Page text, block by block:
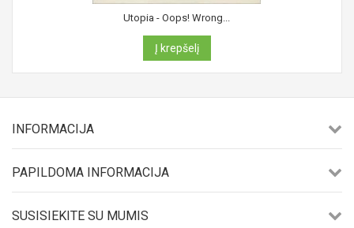
Utopia - Oops! Wrong...
Į krepšelį
INFORMACIJA
PAPILDOMA INFORMACIJA
SUSISIEKITE SU MUMIS